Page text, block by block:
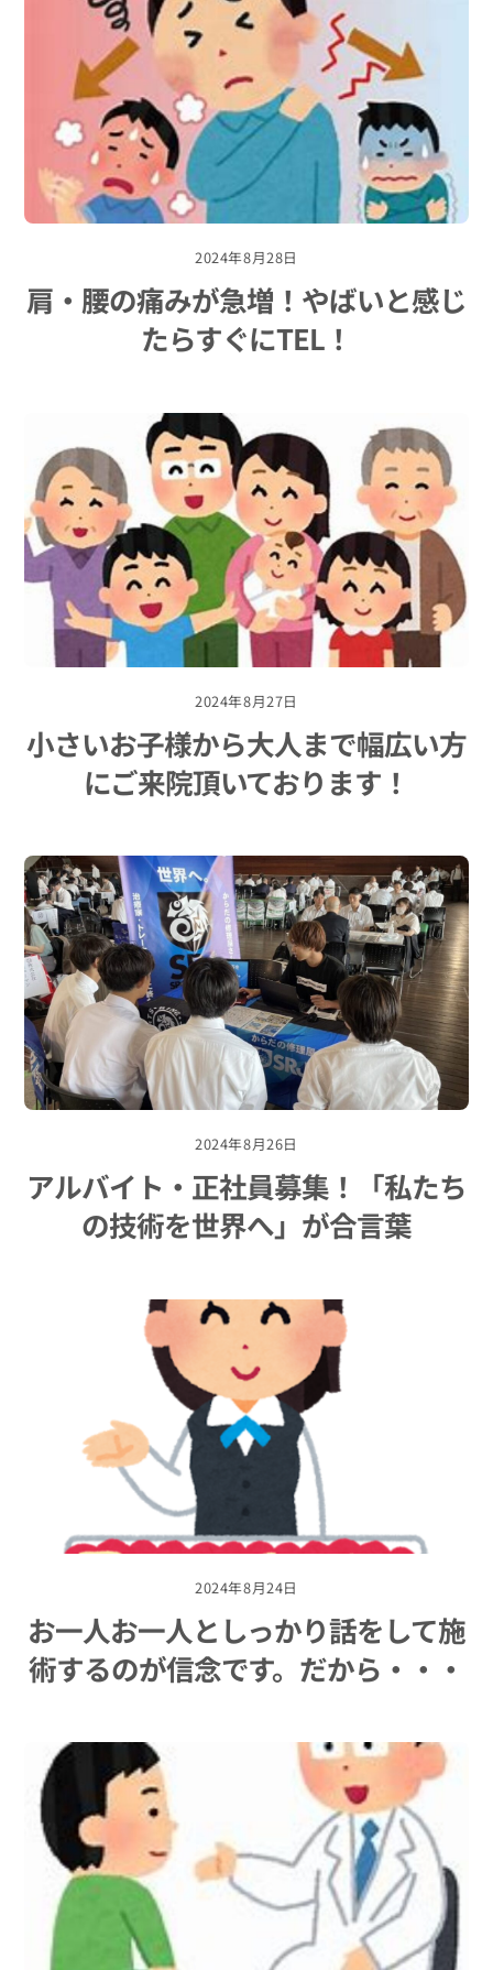
2024年8月28日
肩・腰の痛みが急増！やばいと感じ
たらすぐにTEL！
2024年8月27日
小さいお子様から大人まで幅広い方
にご来院頂いております！
2024年8月26日
アルバイト・正社員募集！「私たち
の技術を世界へ」が合言葉
2024年8月24日
お一人お一人としっかり話をして施
術するのが信念です。だから・・・